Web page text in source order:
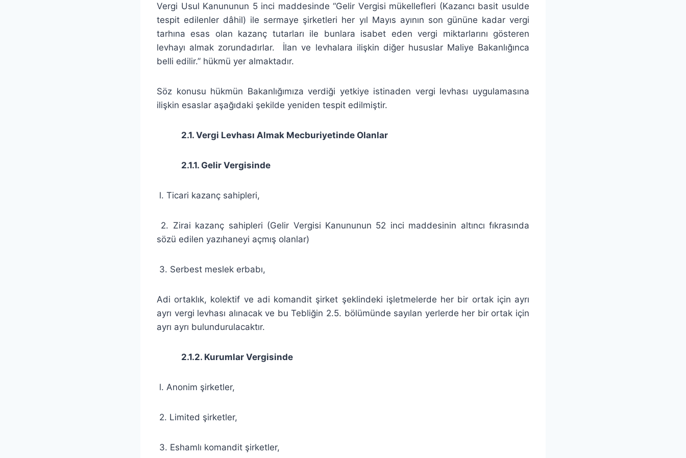
Vergi Usul Kanununun 5 inci maddesinde “Gelir Vergisi mükellefleri (Kazancı basit usulde
tespit edilenler dâhil) ile sermaye şirketleri her yıl Mayıs ayının son gününe kadar vergi
tarhına esas olan kazanç tutarları ile bunlara isabet eden vergi miktarlarını gösteren
levhayı almak zorundadırlar. İlan ve levhalara ilişkin diğer hususlar Maliye Bakanlığınca
belli edilir.” hükmü yer almaktadır.
Söz konusu hükmün Bakanlığımıza verdiği yetkiye istinaden vergi levhası uygulamasına
ilişkin esaslar aşağıdaki şekilde yeniden tespit edilmiştir.
2.1. Vergi Levhası Almak Mecburiyetinde Olanlar
2.1.1. Gelir Vergisinde
l. Ticari kazanç sahipleri,
2. Zirai kazanç sahipleri (Gelir Vergisi Kanununun 52 inci maddesinin altıncı fıkrasında
sözü edilen yazıhaneyi açmış olanlar)
3. Serbest meslek erbabı,
Adi ortaklık, kolektif ve adi komandit şirket şeklindeki işletmelerde her bir ortak için ayrı
ayrı vergi levhası alınacak ve bu Tebliğin 2.5. bölümünde sayılan yerlerde her bir ortak için
ayrı ayrı bulundurulacaktır.
2.1.2. Kurumlar Vergisinde
l. Anonim şirketler,
2. Limited şirketler,
3. Eshamlı komandit şirketler,